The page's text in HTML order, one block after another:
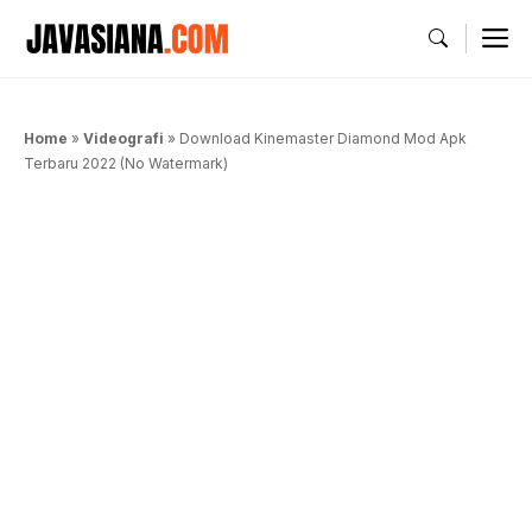
Home » Videografi » Download Kinemaster Diamond Mod Apk
Terbaru 2022 (No Watermark)